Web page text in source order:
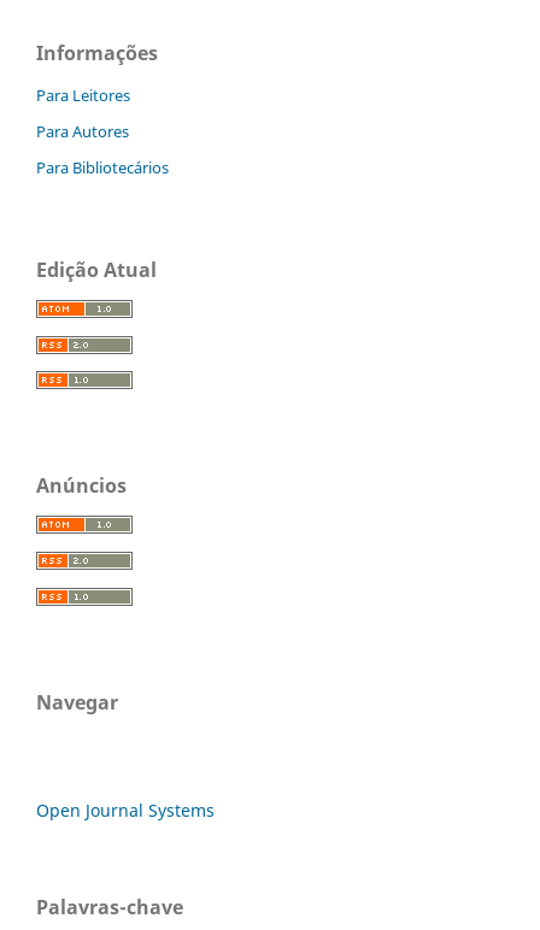
Informações
Para Leitores
Para Autores
Para Bibliotecários
Edição Atual
Anúncios
Navegar
Open Journal Systems
Palavras-chave